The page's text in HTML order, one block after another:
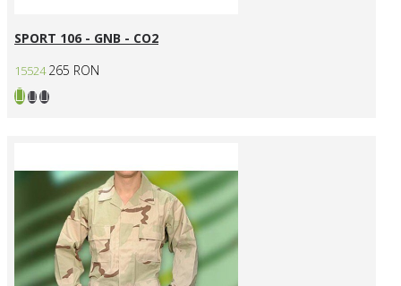
SPORT 106 - GNB - CO2
15524 265 RON